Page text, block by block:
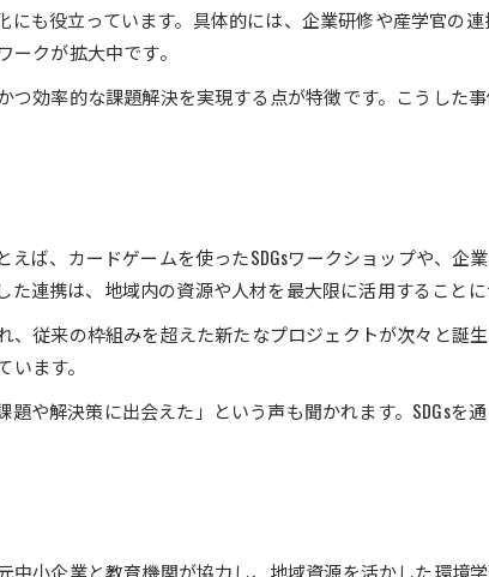
も役立っています。具体的には、企業研修や産学官の連
クが拡大中です。
効率的な課題解決を実現する点が特徴です。こうした
ば、カードゲームを使ったSDGsワークショップや、企
連携は、地域内の資源や人材を最大限に活用することに
従来の枠組みを超えた新たなプロジェクトが次々と誕生
ます。
や解決策に出会えた」という声も聞かれます。SDGsを
小企業と教育機関が協力し、地域資源を活かした環境